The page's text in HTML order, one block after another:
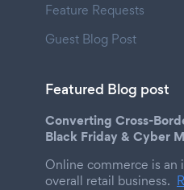
Feature Requests
Guest Blog Post
Featured Blog post
Converting Cross-
Black Friday & Cyber
Online commerce is an
overall retail business.